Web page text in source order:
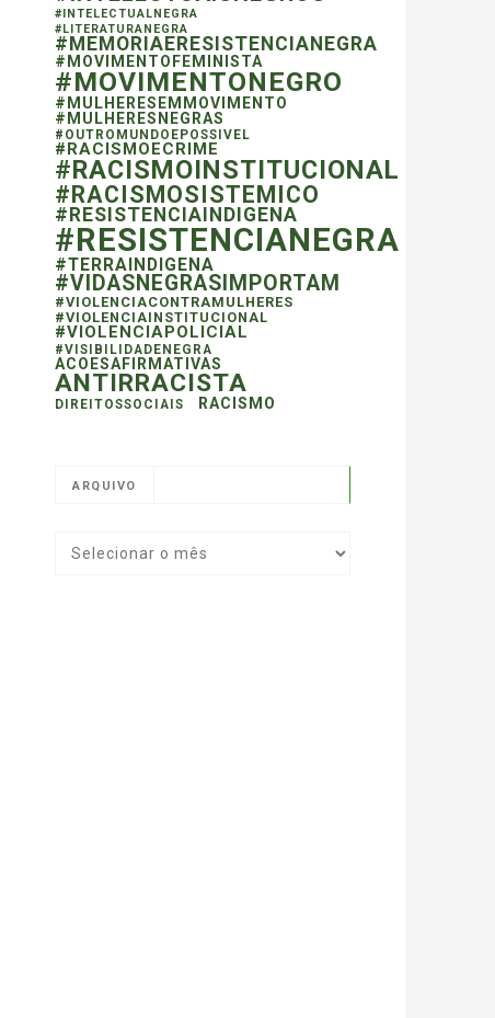
#INTELECTUALNEGRA
#LITERATURANEGRA
#MEMORIAERESISTENCIANEGRA
#MOVIMENTOFEMINISTA
#MOVIMENTONEGRO
#MULHERESEMMOVIMENTO
#MULHERESNEGRAS
#OUTROMUNDOEPOSSIVEL
#RACISMOECRIME
#RACISMOINSTITUCIONAL
#RACISMOSISTEMICO
#RESISTENCIAINDIGENA
#RESISTENCIANEGRA
#TERRAINDIGENA
#VIDASNEGRASIMPORTAM
#VIOLENCIACONTRAMULHERES
#VIOLENCIAINSTITUCIONAL
#VIOLENCIAPOLICIAL
#VISIBILIDADENEGRA
ACOESAFIRMATIVAS
ANTIRRACISTA
DIREITOSSOCIAIS RACISMO
ARQUIVO